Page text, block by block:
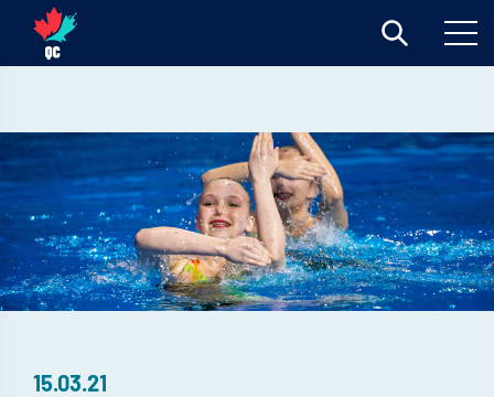
15.03.21